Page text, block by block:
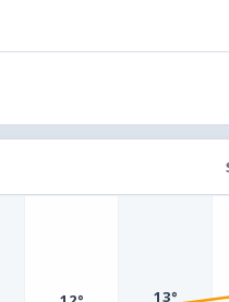
13°